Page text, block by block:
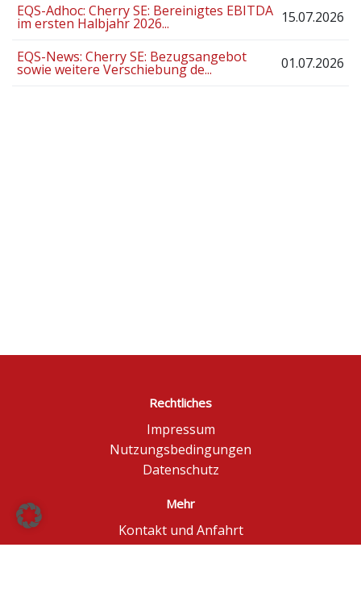
EQS-Adhoc: Cherry SE: Bereinigtes EBITDA
im ersten Halbjahr 2026... 15.07.2026
EQS-News: Cherry SE: Bezugsangebot
sowie weitere Verschiebung de... 01.07.2026
Rechtliches
Impressum
Nutzungsbedingungen
Datenschutz
Mehr
Kontakt und Anfahrt
Börse Düsseldorf